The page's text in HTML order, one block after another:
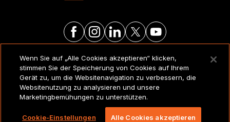
RECHTSVERMERKE UND
RICHTLINIEN
Copyright 2026 Lionbridge Technologies, LLC. Alle
Rechte vorbehalten.
Wenn Sie auf „Alle Cookies akzeptieren“ klicken,
stimmen Sie der Speicherung von Cookies auf Ihrem
Gerät zu, um die Websitenavigation zu verbessern, die
Websitenutzung zu analysieren und unsere
Marketingbemühungen zu unterstützen.
Cookie-Einstellungen Alle Cookies akzeptieren